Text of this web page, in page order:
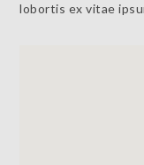
lobortis ex vitae